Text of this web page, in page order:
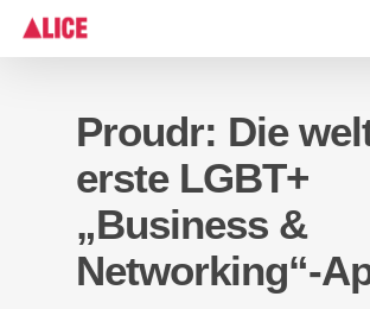
main
Proudr: Die
erste LGBT+
„Business &
Networking“-